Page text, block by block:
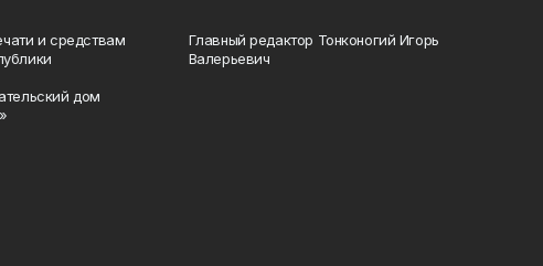
и средствам
дом
Главный редактор Тонконогий Игорь
Валерьевич